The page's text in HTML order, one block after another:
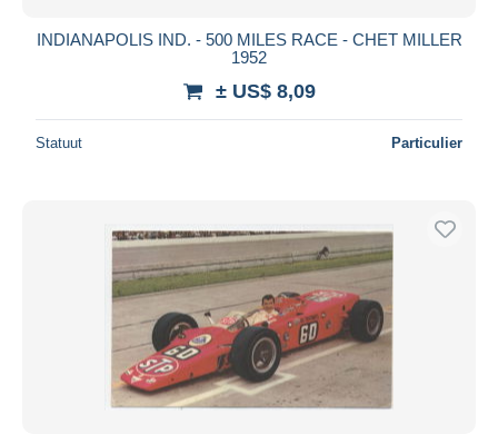
INDIANAPOLIS IND. - 500 MILES RACE - CHET MILLER
1952
± US$ 8,09
Statuut Particulier